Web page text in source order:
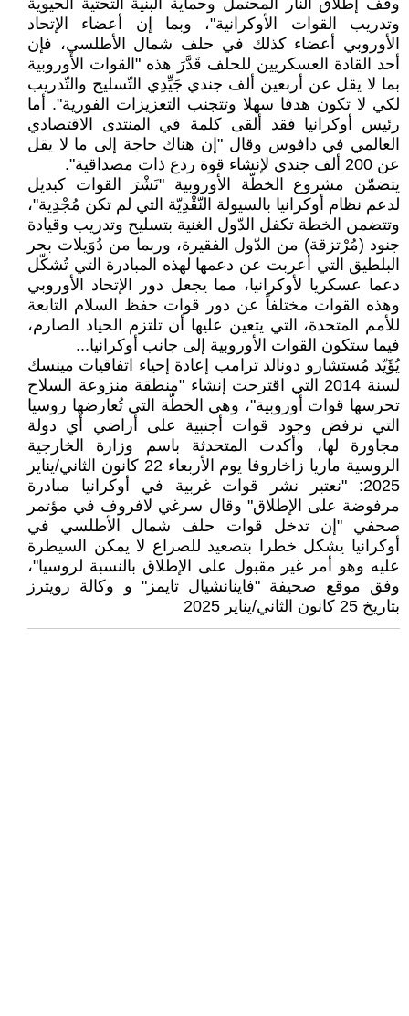
وقف إطلاق النار المحتمل وحماية البنية التحتية الحيوية
وتدريب القوات الأوكرانية"، وبما إن أعضاء الإتحاد
الأوروبي أعضاء كذلك في حلف شمال الأطلسي، فإن
أحد القادة العسكريين للحلف قَدَّرَ هذه "القوات الأوروبية
بما لا يقل عن أربعين ألف جندي جَيِّدِي التّسليح والتّدريب
لكي لا تكون هدفا سهلا وتتجنب التعزيزات الفورية". أما
رئيس أوكرانيا فقد ألقى كلمة في المنتدى الاقتصادي
العالمي في دافوس وقال "إن هناك حاجة إلى ما لا يقل
عن 200 ألف جندي لإنشاء قوة ردع ذات مصداقية".
يتضمّن مشروع الخطّة الأوروبية "نَشْرَ القوات كبديل
لدعم نظام أوكرانيا بالسيولة النّقْدِيّة التي لم تكن مُجْدِية"،
وتتضمن الخطة تكفل الدّول الغنية بتسليح وتدريب وقيادة
جنود (مُرْتزقة) من الدّول الفقيرة، وربما من دُوَيلات بحر
البلطيق التي أعربت عن دعمها لهذه المبادرة التي تُشكّل
دعما عسكريا لأوكرانيا، مما يجعل دور الإتحاد الأوروبي
وهذه القوات مختلفاً عن دور قوات حفظ السلام التابعة
للأمم المتحدة، التي يتعين عليها أن تلتزم الحياد الصارم،
فيما ستكون القوات الأوروبية إلى جانب أوكرانيا...
يُؤَيّد مُستشارو دونالد ترامب إعادة إحياء اتفاقيات مينسك
لسنة 2014 التي اقترحت إنشاء "منطقة منزوعة السلاح
تحرسها قوات أوروبية"، وهي الخطّة التي تُعارضها روسيا
التي ترفض وجود قوات أجنبية على أراضي أي دولة
مجاورة لها، وأكدت المتحدثة باسم وزارة الخارجية
الروسية ماريا زاخاروفا يوم الأربعاء 22 كانون الثاني/يناير
2025: "نعتبر نشر قوات غربية في أوكرانيا مبادرة
مرفوضة على الإطلاق" وقال سرغي لافروف في مؤتمر
صحفي "إن تدخل قوات حلف شمال الأطلسي في
أوكرانيا يشكل خطرا بتصعيد للصراع لا يمكن السيطرة
عليه وهو أمر غير مقبول على الإطلاق بالنسبة لروسيا"،
وفق موقع صحيفة "فاينانشيال تايمز" و وكالة رويترز
بتاريخ 25 كانون الثاني/يناير 2025